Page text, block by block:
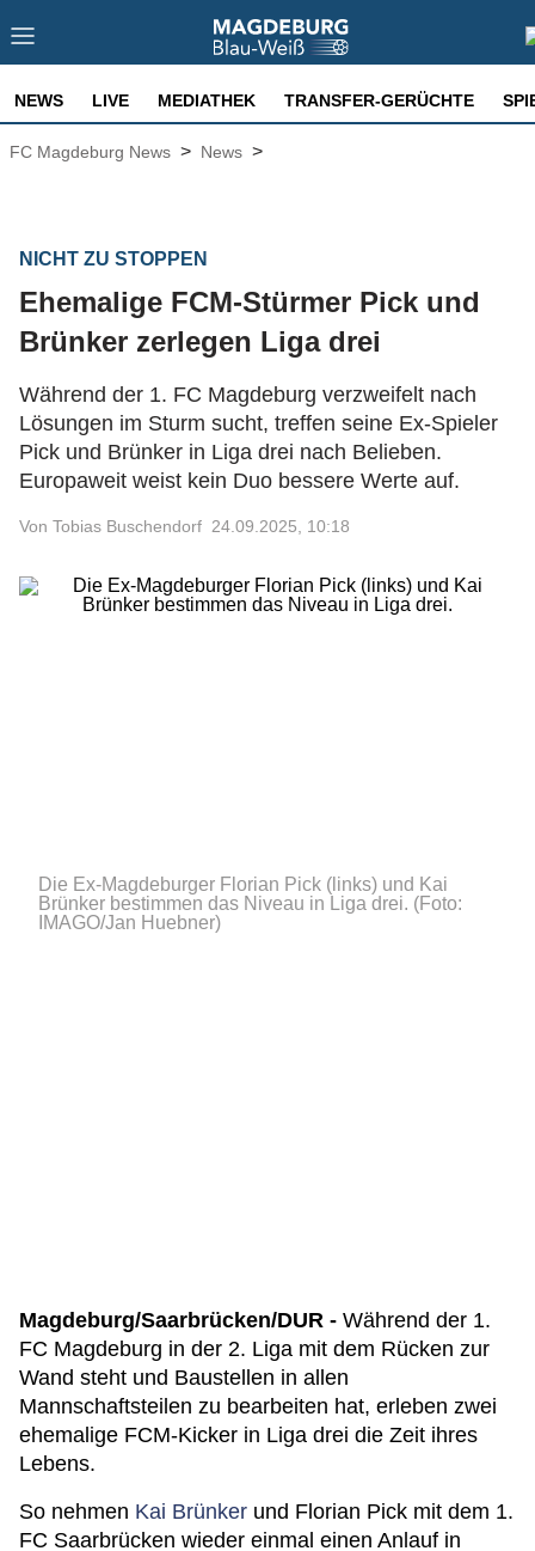
NEWS LIVE MEDIATHEK TRANSFER-GERÜCHTE
FC Magdeburg News > News >
NICHT ZU STOPPEN
Ehemalige FCM-Stürmer Pick und
Brünker zerlegen Liga drei
Während der 1. FC Magdeburg verzweifelt nach
Lösungen im Sturm sucht, treffen seine Ex-Spieler
Pick und Brünker in Liga drei nach Belieben.
Europaweit weist kein Duo bessere Werte auf.
Von Tobias Buschendorf 24.09.2025, 10:18
Die Ex-Magdeburger Florian Pick (links) und Kai
Brünker bestimmen das Niveau in Liga drei. (Foto:
IMAGO/Jan Huebner)
Magdeburg/Saarbrücken/DUR - Während der 1.
FC Magdeburg in der 2. Liga mit dem Rücken zur
Wand steht und Baustellen in allen
Mannschaftsteilen zu bearbeiten hat, erleben zwei
ehemalige FCM-Kicker in Liga drei die Zeit ihres
Lebens.
So nehmen Kai Brünker und Florian Pick mit dem 1.
FC Saarbrücken wieder einmal einen Anlauf in